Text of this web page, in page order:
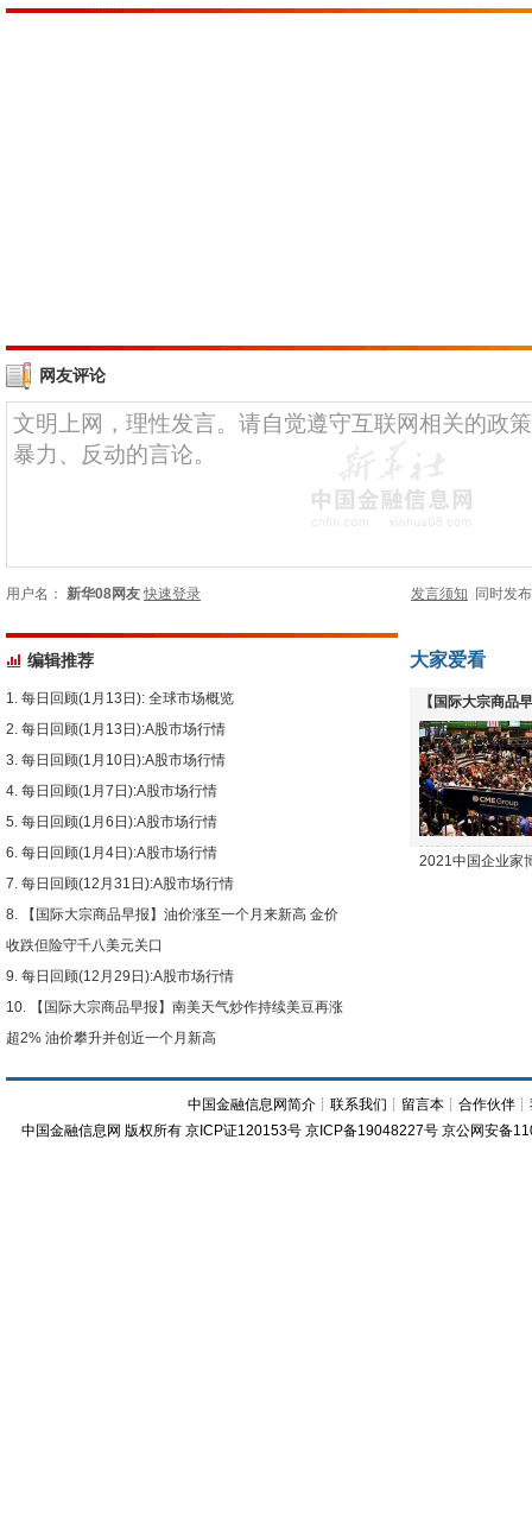
网友评论
用户名： 新华08网友 快速登录 发言须知 同时发
编辑推荐
每日回顾(1月13日): 全球市场概览
每日回顾(1月13日):A股市场行情
每日回顾(1月10日):A股市场行情
每日回顾(1月7日):A股市场行情
每日回顾(1月6日):A股市场行情
每日回顾(1月4日):A股市场行情
每日回顾(12月31日):A股市场行情
【国际大宗商品早报】油价涨至一个月来新高 金价
收跌但险守千八美元关口
每日回顾(12月29日):A股市场行情
【国际大宗商品早报】南美天气炒作持续美豆再涨
超2% 油价攀升并创近一个月新高
大家爱看
【国际大宗商品
下跌
2021中国企业家
中国金融信息网简介 ┊联系我们 ┊ 留言本 ┊合作伙伴 ┊
中国金融信息网 版权所有 京ICP证120153号 京ICP备19048227号 京公网安备